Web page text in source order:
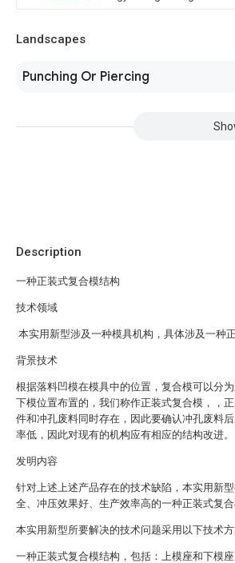
Landscapes
Punching Or Piercing
Description
一种正装式复合模结构
技术领域
本实用新型涉及一种模具机构，具体涉及一种
背景技术
根据落料凹模在模具中的位置，复合模可以分
下模位置布置的，我们称作正装式复合模，，
件和冲孔废料同时存在，因此要确认冲孔废料
率低，因此对现有的机构应有相应的结构改进。
发明内容
针对上述上述产品存在的技术缺陷，本实用新
全、冲压效果好、生产效率高的一种正装式复合
本实用新型所要解决的技术问题采用以下技术方
一种正装式复合模结构，包括：上模座和下模